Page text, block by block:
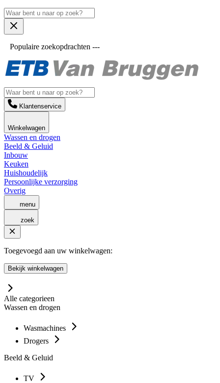
Populaire zoekopdrachten ---
Klantenservice
Winkelwagen
Wassen en drogen
Beeld & Geluid
Inbouw
Keuken
Huishoudelijk
Persoonlijke verzorging
Overig
menu
zoek
Toegevoegd aan uw winkelwagen:
Bekijk winkelwagen
Alle categorieen
Wassen en drogen
Wasmachines
Drogers
Beeld & Geluid
TV